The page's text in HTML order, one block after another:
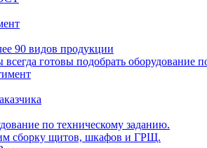
90 видов продукции
готовы подобрать оборудование
по техническому заданию.
сборку щитов, шкафов и ГРЩ.